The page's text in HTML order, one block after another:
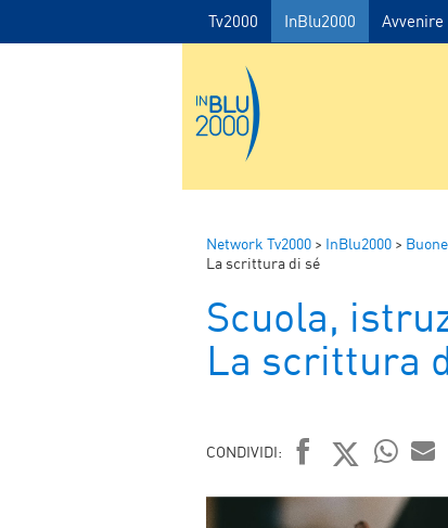
Tv2000 InBlu2000 Avvenire
Network Tv2000 > InBlu2000 >
La scrittura di sé
Scuola,
La scrittura
CONDIVIDI:
FACEBOOK
TWITTER